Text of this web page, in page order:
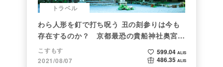
トラベル
わら人形を釘で打ち呪う 丑の刻参りは今も
存在するのか？ 京都最恐の貴船神社奥宮を
調べた
こすもす
2021/08/07
599.04 ALIS
486.35 ALIS